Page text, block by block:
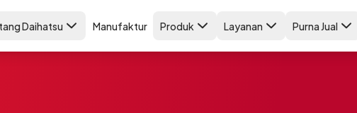
Daihatsu Manufaktur Produk Layanan Purna Jual